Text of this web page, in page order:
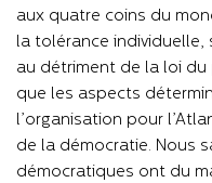
aux quatre coins du
la tolérance
au détriment de la loi du
que les aspects
l’organisation pour
de la démocratie. Nous
démocratiques ont du